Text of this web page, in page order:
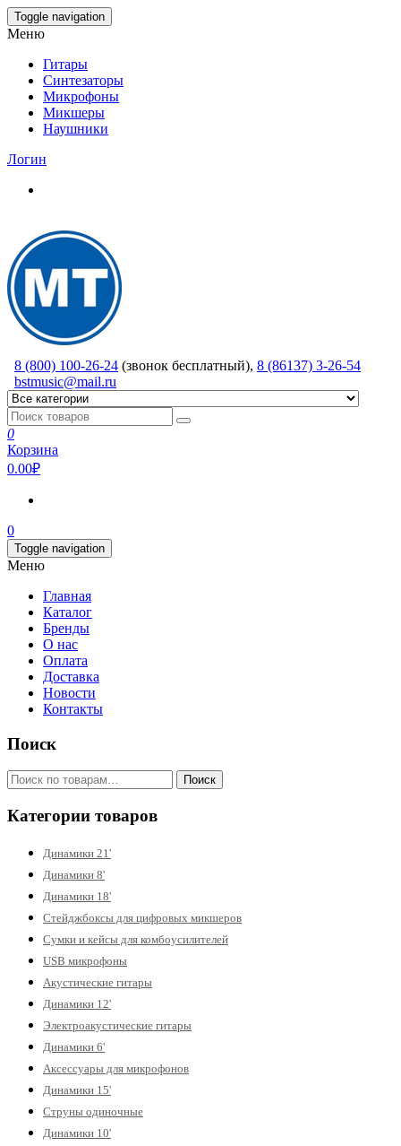
Skip
to
content
Toggle navigation
Меню
Гитары
Синтезаторы
Микрофоны
Микшеры
Наушники
Логин
8 (800) 100-26-24 (звонок бесплатный), 8 (86137) 3-26-54
bstmusic@mail.ru
0
Корзина
0.00₽
0
Toggle navigation
Меню
Главная
Каталог
Бренды
О нас
Оплата
Доставка
Новости
Контакты
Поиск
Искать: Поиск
Категории товаров
Динамики 21'
Динамики 8'
Динамики 18'
Стейджбоксы для цифровых микшеров
Сумки и кейсы для комбоусилителей
USB микрофоны
Акустические гитары
Динамики 12'
Электроакустические гитары
Динамики 6'
Аксессуары для микрофонов
Динамики 15'
Струны одиночные
Динамики 10'